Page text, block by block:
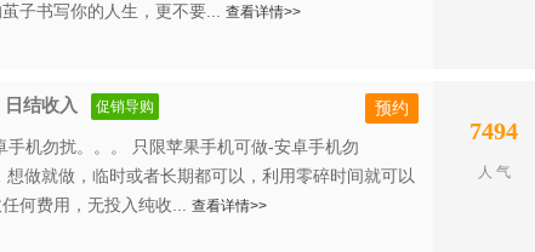
子书写你的人生，更不要... 查看详情>>
结收入 促销导购
手机勿扰。。。 只限苹果手机可做-安卓手机勿
做就做，临时或者长期都可以，利用零碎时间就可以
何费用，无投入纯收... 查看详情>>
预约
7494
人 气